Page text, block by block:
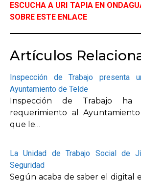
ESCUCHA A URI TAPIA EN
SOBRE ESTE ENLACE
Artículos
Inspección de Trabajo presenta
Ayuntamiento de Telde
Inspección de Trabajo ha
requerimiento al
que le…
La Unidad de Trabajo Social de
Seguridad
Según acaba de saber el digital